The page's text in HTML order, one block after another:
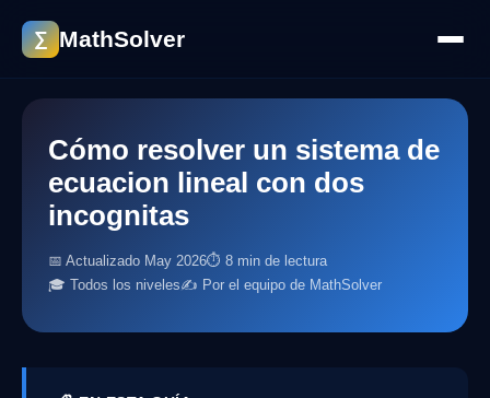
∑ MathSolver
Cómo resolver un sistema de
ecuacion lineal con dos
incognitas
📅 Actualizado May 2026⏱ 8 min de lectura
🎓 Todos los niveles✍️ Por el equipo de MathSolver